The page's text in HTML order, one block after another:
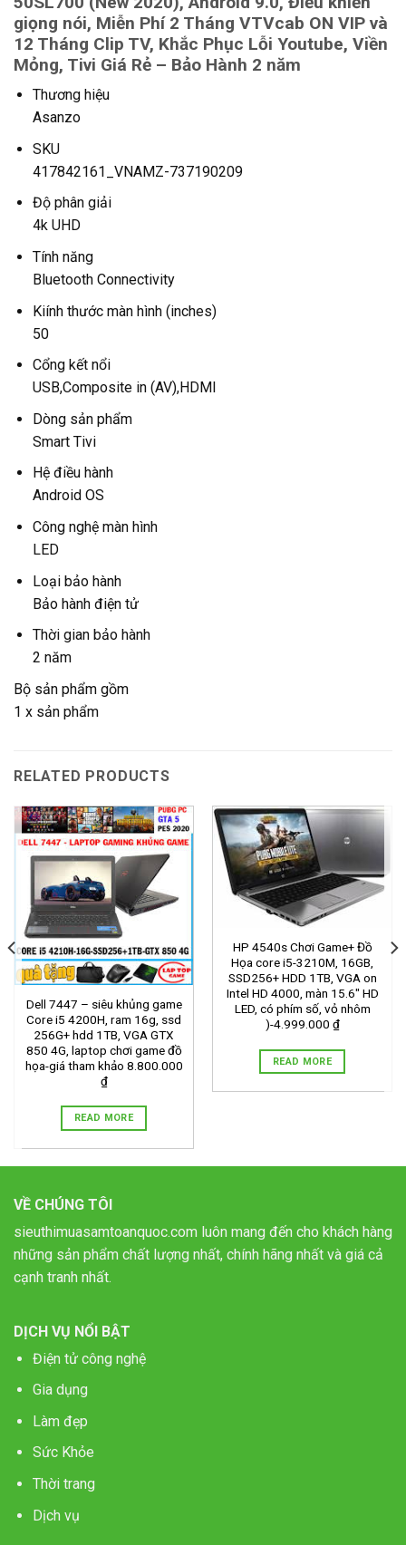
giọng nói, Miễn Phí 2 Tháng VTVcab ON VIP và
12 Tháng Clip TV, Khắc Phục Lỗi Youtube, Viền
Mỏng, Tivi Giá Rẻ – Bảo Hành 2 năm
Thương hiệu
Asanzo
SKU
417842161_VNAMZ-737190209
Độ phân giải
4k UHD
Tính năng
Bluetooth Connectivity
Kiính thước màn hình (inches)
50
Cổng kết nổi
USB,Composite in (AV),HDMI
Dòng sản phẩm
Smart Tivi
Hệ điều hành
Android OS
Công nghệ màn hình
LED
Loại bảo hành
Bảo hành điện tử
Thời gian bảo hành
2 năm
Bộ sản phẩm gồm
1 x sản phẩm
RELATED PRODUCTS
Dell 7447 – siêu khủng game
Core i5 4200H, ram 16g, ssd
256G+ hdd 1TB, VGA GTX
850 4G, laptop chơi game đồ
họa-giá tham khảo 8.800.000
₫
READ MORE
HP 4540s Chơi Game+ Đồ
Họa core i5-3210M, 16GB,
SSD256+ HDD 1TB, VGA on
Intel HD 4000, màn 15.6″ HD
LED, có phím số, vỏ nhôm
)-4.999.000 ₫
READ MORE
VỀ CHÚNG TÔI
sieuthimuasamtoanquoc.com luôn mang đến cho khách hàng
những sản phẩm chất lượng nhất, chính hãng nhất và giá cả
cạnh tranh nhất.
DỊCH VỤ NỔI BẬT
Điện tử công nghệ
Gia dụng
Làm đẹp
Sức Khỏe
Thời trang
Dịch vụ